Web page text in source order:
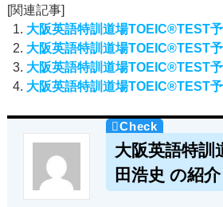
[関連記事]
大阪英語特訓道場TOEIC®TEST
大阪英語特訓道場TOEIC®TEST
大阪英語特訓道場TOEIC®TEST
大阪英語特訓道場TOEIC®TEST
大阪英語特訓
田浩史 の紹介